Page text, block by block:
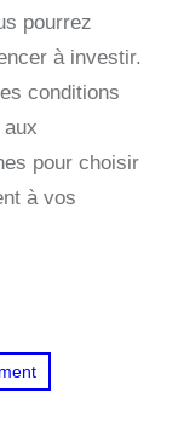
pourrez
à investir.
conditions
pour choisir
à vos